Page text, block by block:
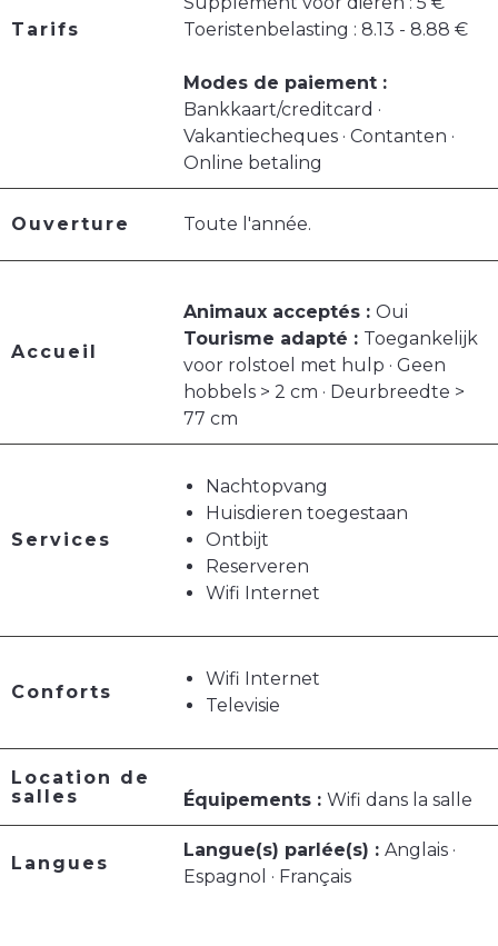
Tarifs
Toeristenbelasting : 8.13 - 8.88 €
Modes de paiement :
Bankkaart/creditcard ·
Vakantiecheques · Contanten ·
Online betaling
Ouverture Toute l'année.
Accueil
Animaux acceptés : Oui
Tourisme adapté : Toegankelijk
voor rolstoel met hulp · Geen
hobbels > 2 cm · Deurbreedte >
77 cm
Services
Nachtopvang
Huisdieren toegestaan
Ontbijt
Reserveren
Wifi Internet
Conforts
Wifi Internet
Televisie
Location de
salles
Équipements : Wifi dans la salle
Langues
Langue(s) parlée(s) : Anglais ·
Espagnol · Français